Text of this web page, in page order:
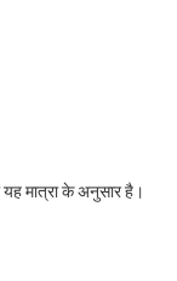
मात्रा के अनुसार है।